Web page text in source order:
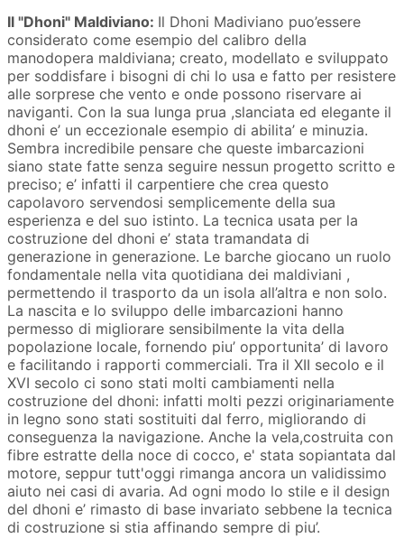
Il "Dhoni" Maldiviano: Il Dhoni Madiviano puo’essere
considerato come esempio del calibro della
manodopera maldiviana; creato, modellato e sviluppato
per soddisfare i bisogni di chi lo usa e fatto per resistere
alle sorprese che vento e onde possono riservare ai
naviganti. Con la sua lunga prua ,slanciata ed elegante il
dhoni e’ un eccezionale esempio di abilita’ e minuzia.
Sembra incredibile pensare che queste imbarcazioni
siano state fatte senza seguire nessun progetto scritto e
preciso; e’ infatti il carpentiere che crea questo
capolavoro servendosi semplicemente della sua
esperienza e del suo istinto. La tecnica usata per la
costruzione del dhoni e’ stata tramandata di
generazione in generazione. Le barche giocano un ruolo
fondamentale nella vita quotidiana dei maldiviani ,
permettendo il trasporto da un isola all’altra e non solo.
La nascita e lo sviluppo delle imbarcazioni hanno
permesso di migliorare sensibilmente la vita della
popolazione locale, fornendo piu’ opportunita’ di lavoro
e facilitando i rapporti commerciali. Tra il XII secolo e il
XVI secolo ci sono stati molti cambiamenti nella
costruzione del dhoni: infatti molti pezzi originariamente
in legno sono stati sostituiti dal ferro, migliorando di
conseguenza la navigazione. Anche la vela,costruita con
fibre estratte della noce di cocco, e' stata sopiantata dal
motore, seppur tutt'oggi rimanga ancora un validissimo
aiuto nei casi di avaria. Ad ogni modo lo stile e il design
del dhoni e’ rimasto di base invariato sebbene la tecnica
di costruzione si stia affinando sempre di piu’.